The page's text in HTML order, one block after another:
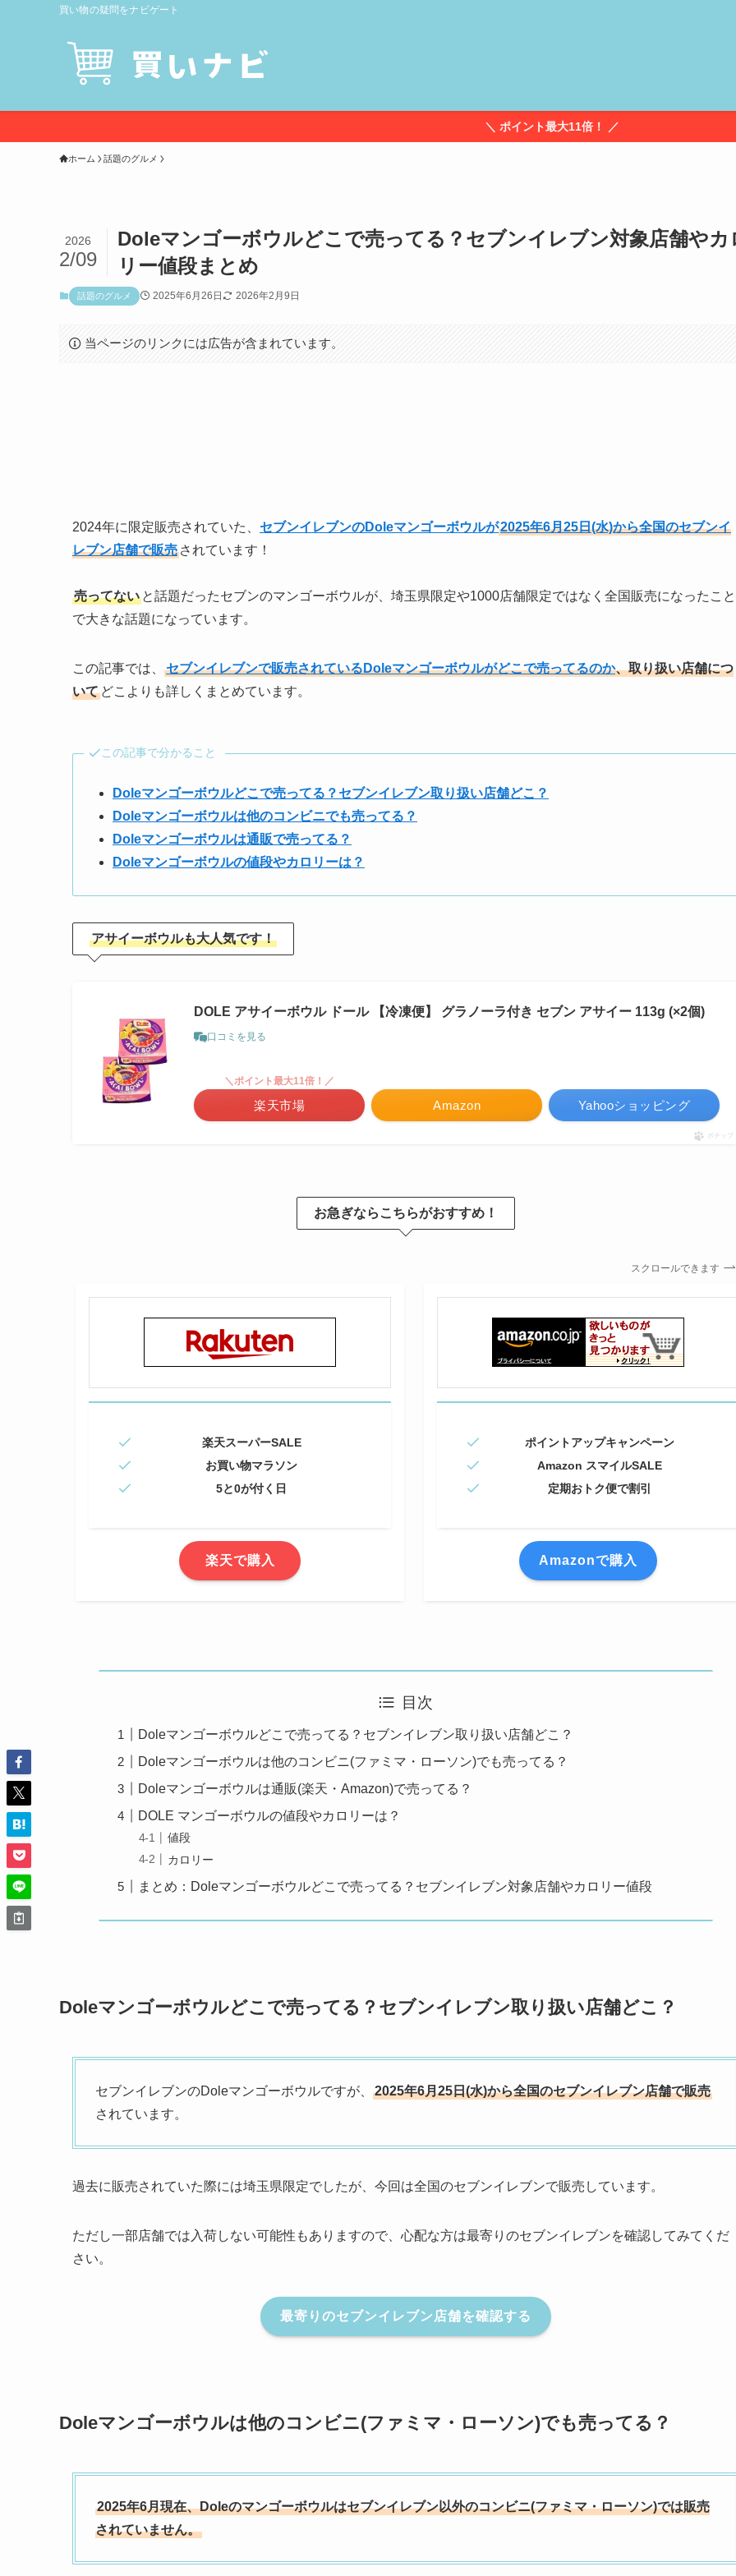
買い物の疑問をナビゲート
＼ ポイント最大11倍！ ／
ホーム 話題のグルメ
Doleマンゴーボウルどこで売ってる？セブンイレブン対象店舗やカ
リー値段まとめ
2026
2/09
話題のグルメ 2025年6月26日 2026年2月9日
当ページのリンクには広告が含まれています。
2024年に限定販売されていた、 セブンイレブンのDoleマンゴーボウルが2025年6月25日(水)から全国のセブンイ
レブン店舗で販売 されています！
売ってない と話題だったセブンのマンゴーボウルが、埼玉県限定や1000店舗限定ではなく全国販売になったこと
で大きな話題になっています。
この記事では、 セブンイレブンで販売されているDoleマンゴーボウルがどこで売ってるのか、取り扱い店舗につ
いて どこよりも詳しくまとめています。
この記事で分かること
Doleマンゴーボウルどこで売ってる？セブンイレブン取り扱い店舗どこ？
Doleマンゴーボウルは他のコンビニでも売ってる？
Doleマンゴーボウルは通販で売ってる？
Doleマンゴーボウルの値段やカロリーは？
アサイーボウルも大人気です！
DOLE アサイーボウル ドール 【冷凍便】 グラノーラ付き セブン アサイー 113g (×2個)
口コミを見る
Amazon
＼ポイント最大11倍！／
楽天市場 Yahooショッピング
ポチップ
お急ぎならこちらがおすすめ！
スクロールできます
楽天スーパーSALE
お買い物マラソン
5と0が付く日
楽天で購入
ポイントアップキャンペーン
Amazon スマイルSALE
定期おトク便で割引
Amazonで購入
目次
Doleマンゴーボウルどこで売ってる？セブンイレブン取り扱い店舗どこ？
Doleマンゴーボウルは他のコンビニ(ファミマ・ローソン)でも売ってる？
Doleマンゴーボウルは通販(楽天・Amazon)で売ってる？
DOLE マンゴーボウルの値段やカロリーは？
値段
カロリー
まとめ：Doleマンゴーボウルどこで売ってる？セブンイレブン対象店舗やカロリー値段
Doleマンゴーボウルどこで売ってる？セブンイレブン取り扱い店舗どこ？
セブンイレブンのDoleマンゴーボウルですが、
2025年6月25日(水)から全国のセブンイレブン店舗で販売
されています。
過去に販売されていた際には埼玉県限定でしたが、今回は全国のセブンイレブンで販売しています。
ただし一部店舗では入荷しない可能性もありますので、心配な方は最寄りのセブンイレブンを確認してみてくだ
さい。
最寄りのセブンイレブン店舗を確認する
Doleマンゴーボウルは他のコンビニ(ファミマ・ローソン)でも売ってる？
2025年6月現在、Doleのマンゴーボウルはセブンイレブン以外のコンビニ(ファミマ・ローソン)では販売
されていません。